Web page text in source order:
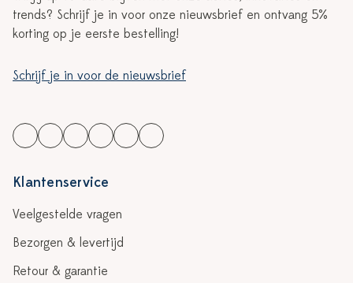
trends? Schrijf je in voor onze nieuwsbrief en ontvang 5%
korting op je eerste bestelling!
Schrijf je in voor de nieuwsbrief
Klantenservice
Veelgestelde vragen
Bezorgen & levertijd
Retour & garantie